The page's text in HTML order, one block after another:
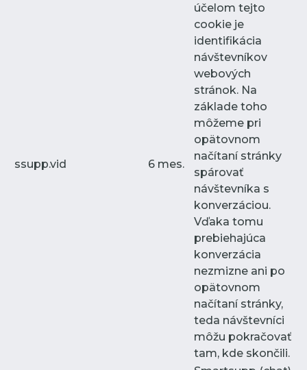
ssupp.vid 6 mes.
účelom tejto
cookie je
identifikácia
návštevníkov
webových
stránok. Na
základe toho
môžeme pri
opätovnom
načítaní stránky
spárovať
návštevníka s
konverzáciou.
Vďaka tomu
prebiehajúca
konverzácia
nezmizne ani po
opätovnom
načítaní stránky,
teda návštevníci
môžu pokračovať
tam, kde skončili.